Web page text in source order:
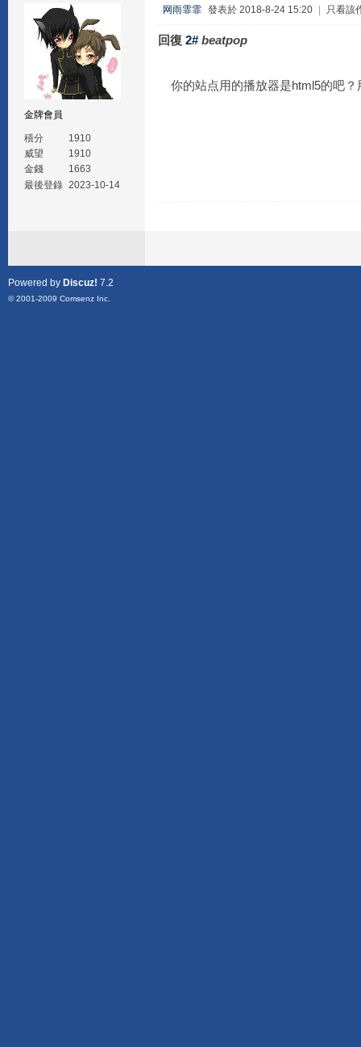
金牌會員
積分
1910
威望
1910
金錢
1663
最後登錄 2023-10-14
网雨霏霏 發表於 2018-8-24 15:20 只看該
回復 2# beatpop
你的站点用的播放器是html5的吧？
Powered by Discuz! 7.2
© 2001-2009 Comsenz Inc.